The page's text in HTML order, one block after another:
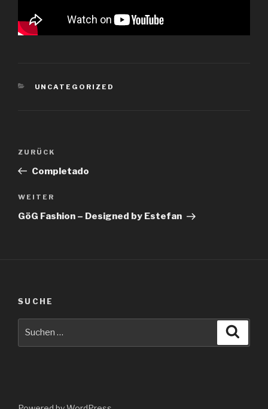
KATEGORIEN
UNCATEGORIZED
Beitragsnavigation
Vorheriger
Beitrag
ZURÜCK
Completado
Nächster
Beitrag
WEITER
GöG Fashion – Designed by Estefan
SUCHE